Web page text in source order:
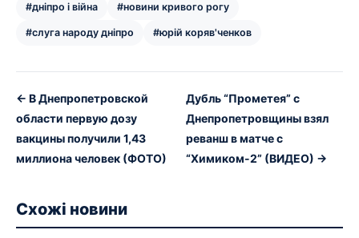
#дніпро і війна #новини кривого рогу
#слуга народу дніпро #юрій коряв'ченков
← В Днепропетровской
области первую дозу
вакцины получили 1,43
миллиона человек (ФОТО)
Дубль “Прометея” с
Днепропетровщины взял
реванш в матче с
“Химиком-2” (ВИДЕО) →
Схожі новини